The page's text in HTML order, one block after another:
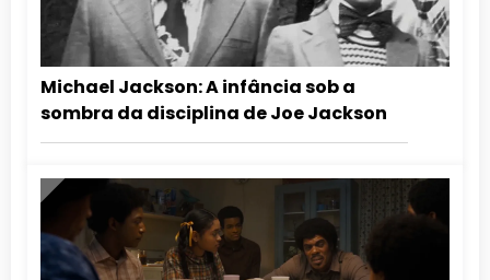
Michael Jackson: A infância sob a
sombra da disciplina de Joe Jackson